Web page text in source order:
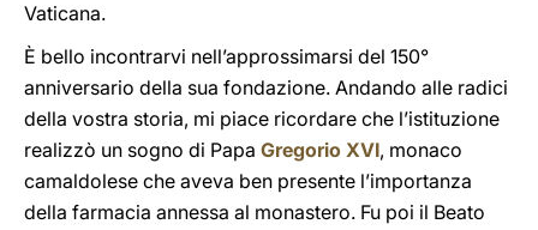
Vaticana.
È bello incontrarvi nell’approssimarsi del 150°
anniversario della sua fondazione. Andando alle radici
della vostra storia, mi piace ricordare che l’istituzione
realizzò un sogno di Papa Gregorio XVI, monaco
camaldolese che aveva ben presente l’importanza
della farmacia annessa al monastero. Fu poi il Beato